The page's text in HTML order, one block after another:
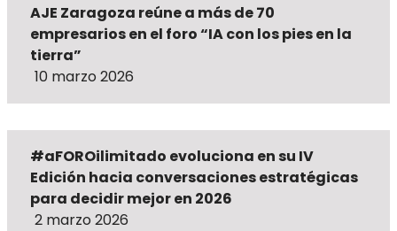
AJE Zaragoza reúne a más de 70
empresarios en el foro “IA con los pies en la
tierra”
10 marzo 2026
#aFOROilimitado evoluciona en su IV
Edición hacia conversaciones estratégicas
para decidir mejor en 2026
2 marzo 2026